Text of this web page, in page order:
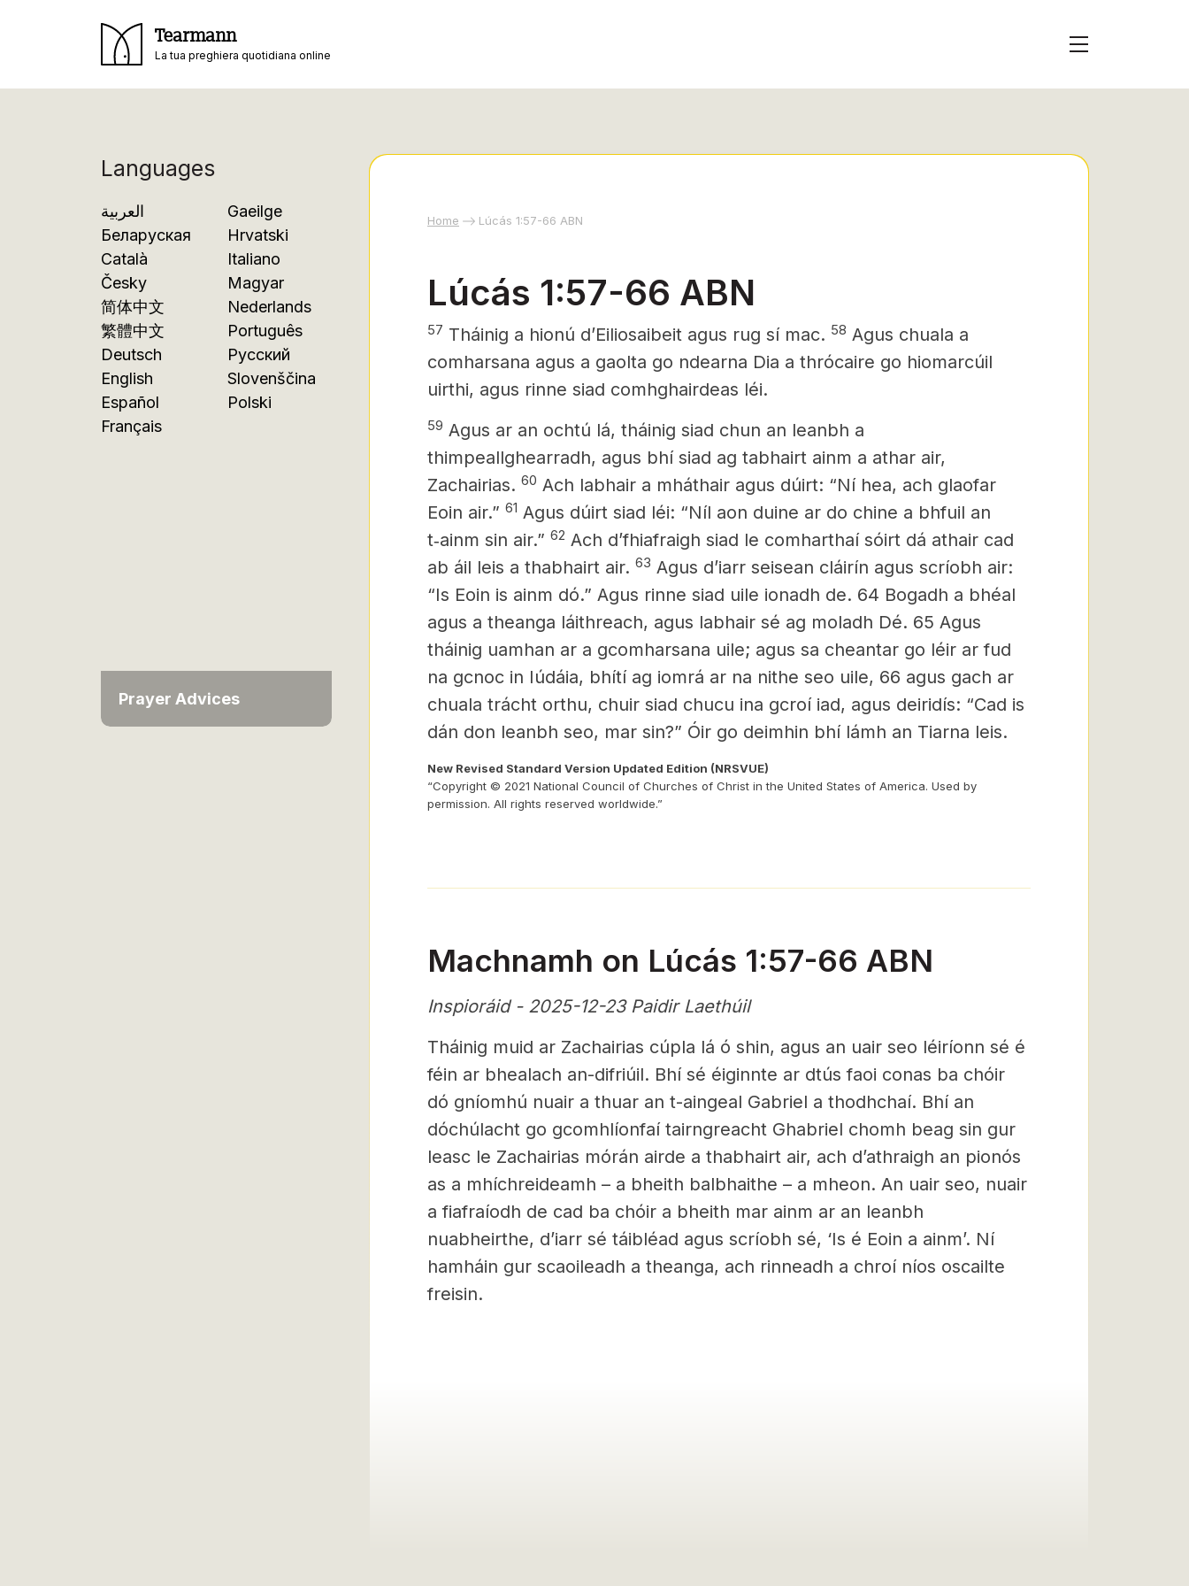
Tearmann
La tua preghiera quotidiana online
Languages
العربية
Беларуская
Català
Česky
简体中文
繁體中文
Deutsch
English
Español
Français
Gaeilge
Hrvatski
Italiano
Magyar
Nederlands
Português
Русский
Slovenščina
Polski
Prayer Advices
Home Lúcás 1:57-66 ABN
Lúcás 1:57-66 ABN
57 Tháinig a hionú dʼEiliosaibeit agus rug sí mac. 58 Agus chuala a
comharsana agus a gaolta go ndearna Dia a thrócaire go hiomarcúil
uirthi, agus rinne siad comhghairdeas léi.
59 Agus ar an ochtú lá, tháinig siad chun an leanbh a
thimpeallghearradh, agus bhí siad ag tabhairt ainm a athar air,
Zachairias. 60 Ach labhair a mháthair agus dúirt: “Ní hea, ach glaofar
Eoin air.” 61 Agus dúirt siad léi: “Níl aon duine ar do chine a bhfuil an
t‑ainm sin air.” 62 Ach dʼfhiafraigh siad le comharthaí sóirt dá athair cad
ab áil leis a thabhairt air. 63 Agus dʼiarr seisean cláirín agus scríobh air:
“Is Eoin is ainm dó.” Agus rinne siad uile ionadh de. 64 Bogadh a bhéal
agus a theanga láithreach, agus labhair sé ag moladh Dé. 65 Agus
tháinig uamhan ar a gcomharsana uile; agus sa cheantar go léir ar fud
na gcnoc in Iúdáia, bhítí ag iomrá ar na nithe seo uile, 66 agus gach ar
chuala trácht orthu, chuir siad chucu ina gcroí iad, agus deiridís: “Cad is
dán don leanbh seo, mar sin?” Óir go deimhin bhí lámh an Tiarna leis.
New Revised Standard Version Updated Edition (NRSVUE)
“Copyright © 2021 National Council of Churches of Christ in the United States of America. Used by
permission. All rights reserved worldwide.”
Machnamh on Lúcás 1:57-66 ABN
Inspioráid - 2025-12-23 Paidir Laethúil
Tháinig muid ar Zachairias cúpla lá ó shin, agus an uair seo léiríonn sé é
féin ar bhealach an-difriúil. Bhí sé éiginnte ar dtús faoi conas ba chóir
dó gníomhú nuair a thuar an t-aingeal Gabriel a thodhchaí. Bhí an
dóchúlacht go gcomhlíonfaí tairngreacht Ghabriel chomh beag sin gur
leasc le Zachairias mórán airde a thabhairt air, ach d’athraigh an pionós
as a mhíchreideamh – a bheith balbhaithe – a mheon. An uair seo, nuair
a fiafraíodh de cad ba chóir a bheith mar ainm ar an leanbh
nuabheirthe, d’iarr sé táibléad agus scríobh sé, ‘Is é Eoin a ainm’. Ní
hamháin gur scaoileadh a theanga, ach rinneadh a chroí níos oscailte
freisin.